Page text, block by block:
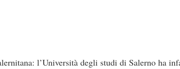
l’Università degli studi di Salerno ha